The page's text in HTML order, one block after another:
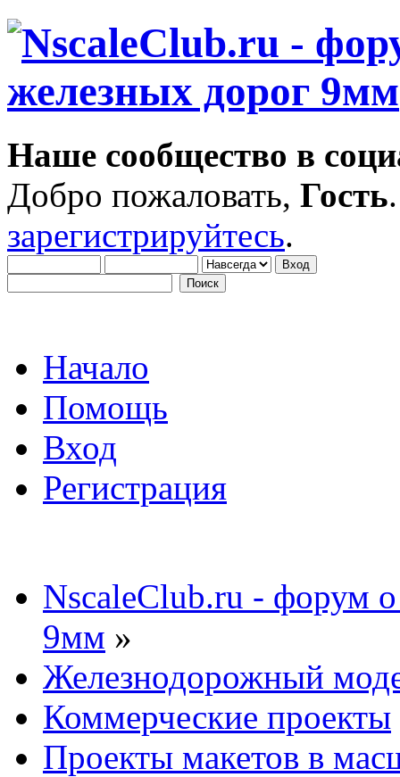
Наше сообщество в
Добро пожаловать, Гость
зарегистрируйтесь.
Начало
Помощь
Вход
Регистрация
NscaleClub.ru - форум
9мм »
Железнодорожный
Коммерческие проекты
Проекты макетов в